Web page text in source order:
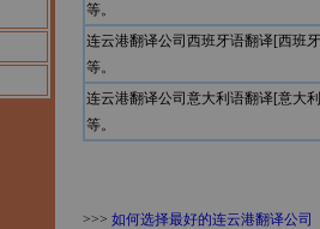
等。
连云港翻译公司西班牙语翻译[西班
等。
连云港翻译公司意大利语翻译[意大
等。
>>> 如何选择最好的连云港翻译公司